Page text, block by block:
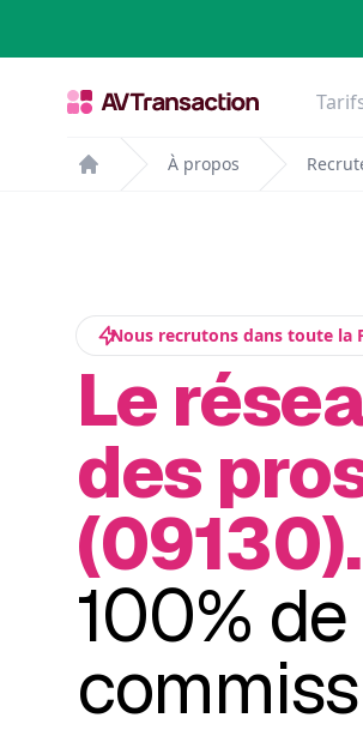
Home
À propos
Nous recrutons dans toute la
Le
des
(09130).
100%